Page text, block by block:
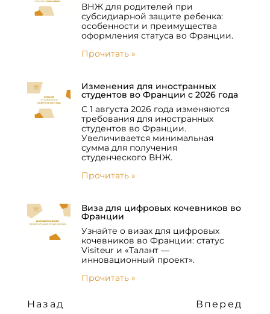
ВНЖ для родителей при
субсидиарной защите ребенка:
особенности и преимущества
оформления статуса во Франции.
Прочитать »
Изменения для иностранных
студентов во Франции с 2026 года
С 1 августа 2026 года изменяются
требования для иностранных
студентов во Франции.
Увеличивается минимальная
сумма для получения
студенческого ВНЖ.
Прочитать »
Виза для цифровых кочевников во
Франции
Узнайте о визах для цифровых
кочевников во Франции: статус
Visiteur и «Талант —
инновационный проект».
Прочитать »
Назад Вперед